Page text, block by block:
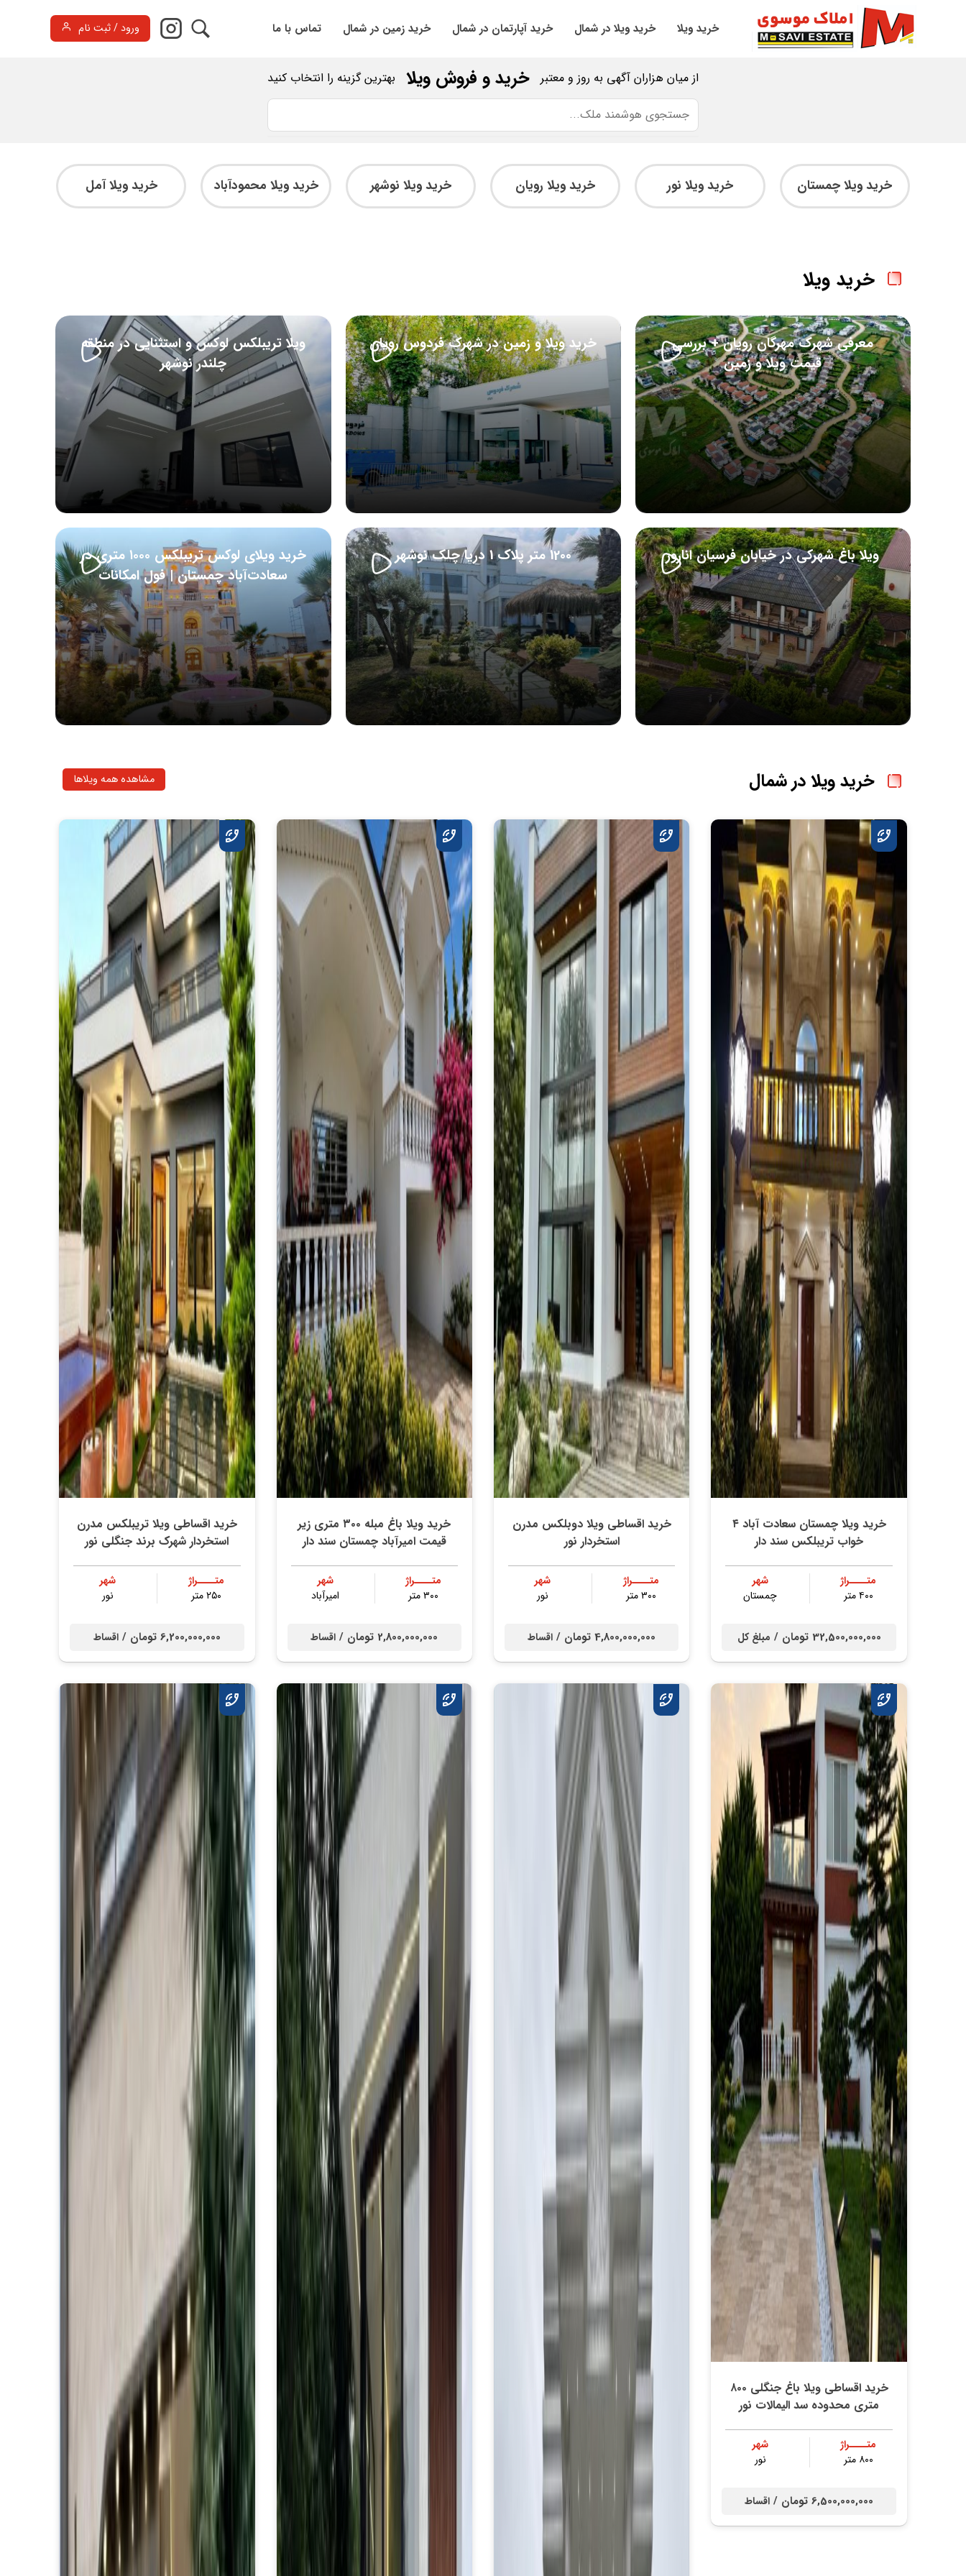
خرید ویلا خرید ویلا در شمال خرید آپارتمان در شمال خرید زمین در شمال تماس با ما ورود / ثبت نام
از میان هزاران آگهی به روز و معتبر خرید و فروش ویلا بهترین گزینه را انتخاب کنید
خرید ویلا چمستان خرید ویلا نور خرید ویلا رویان خرید ویلا نوشهر خرید ویلا محمودآباد خرید ویلا آمل
خرید ویلا
معرفی شهرک مهرگان رویان + بررسی
قیمت ویلا و زمین
خرید ویلا و زمین در شهرک فردوس رویان
ویلا تریبلکس لوکس و استثنایی در منطقه
چلندر نوشهر
ویلا باغ شهرکی در خیابان فرسیان انارور 1200 متر پلاک 1 دریا چلک نوشهر
خرید ویلای لوکس تریبلکس ۱۰۰۰ متری در
سعادت‌آباد چمستان | فول امکانات
خرید ویلا در شمال مشاهده همه ویلاها
خرید ویلا چمستان سعادت آباد ۴
خواب تریبلکس سند دار
متــــراژ
۴۰۰ متر
شهر
چمستان
32,500,000,000 تومان / مبلغ کل
خرید اقساطی ویلا دوبلکس مدرن
استخردار نور
متــــراژ
۳۰۰ متر
شهر
نور
4,800,000,000 تومان / اقساط
خرید ویلا باغ مبله ۳۰۰ متری زیر
قیمت امیرآباد چمستان سند دار
متــــراژ
۳۰۰ متر
شهر
امیرآباد
2,800,000,000 تومان / اقساط
خرید اقساطی ویلا تریبلکس مدرن
استخردار شهرک برند جنگلی نور
متــــراژ
۲۵۰ متر
شهر
نور
6,200,000,000 تومان / اقساط
خرید اقساطی ویلا باغ جنگلی ۸۰۰
متری محدوده سد الیمالات نور
متــــراژ
۸۰۰ متر
شهر
نور
6,500,000,000 تومان / اقساط